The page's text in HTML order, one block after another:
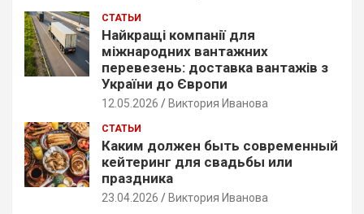
СТАТЬИ
Найкращі компанії для
міжнародних вантажних
перевезень: доставка вантажів з
України до Європи
12.05.2026 Виктория Иванова
СТАТЬИ
Каким должен быть современный
кейтеринг для свадьбы или
праздника
23.04.2026 Виктория Иванова